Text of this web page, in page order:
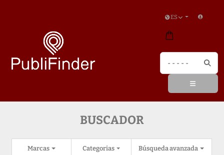
ES
BUSCADOR
Categorias
Marcas Búsqueda avanzada